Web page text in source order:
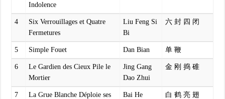
Indolence
4
Six Verrouillages et Quatre
Fermetures
Liu Feng Si
Bi
六 封 四 闭
5 Simple Fouet Dan Bian 单 鞭
6
Le Gardien des Cieux Pile le
Mortier
Jing Gang
Dao Zhui
金 刚 捣 碓
7
La Grue Blanche Déploie ses
Bai He
白 鹤 亮 翅